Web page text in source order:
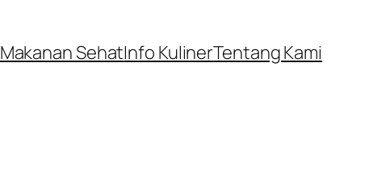
Makanan SehatInfo KulinerTentang Kami